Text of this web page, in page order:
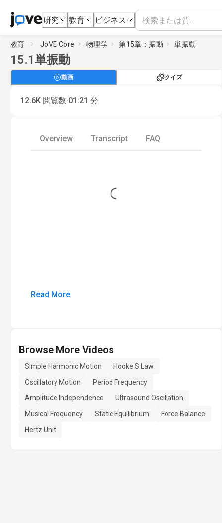
研究 教育 ビジネス
教育 JoVE Core 物理学 第15章：振動 単振動
15.1単振動
動画 クイズ
12.6K 閲覧数·01:21 分
Overview Transcript FAQ
Loading...
Read More
Browse More Videos
Simple Harmonic Motion
Hooke S Law
Oscillatory Motion
Period Frequency
Amplitude Independence
Ultrasound Oscillation
Musical Frequency
Static Equilibrium
Force Balance
Hertz Unit